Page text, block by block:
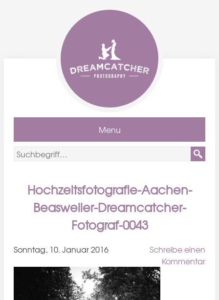
Menu
Hochzeitsfotografie-Aachen-
Beasweiler-Dreamcatcher-
Fotograf-0043
Sonntag, 10. Januar 2016
Schreibe einen
Kommentar